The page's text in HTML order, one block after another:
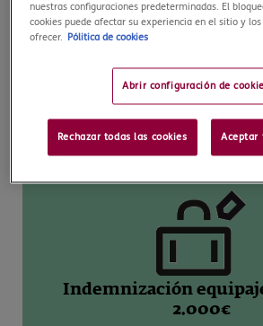
Paquete opcional de coberturas para
protegido durante tu viaje a Islas
practicar alguna actividad.
Indemnización
2.000€
nuestras configuraciones predeterminadas. El
cookies puede afectar su experiencia en el sitio y
ofrecer.
Pólitica de cookies
Abrir configuración de
Rechazar todas las cookies Aceptar